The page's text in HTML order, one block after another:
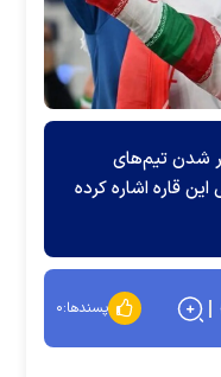
شدن تیم‌های
قاره اشاره کرده
پسندها:۰